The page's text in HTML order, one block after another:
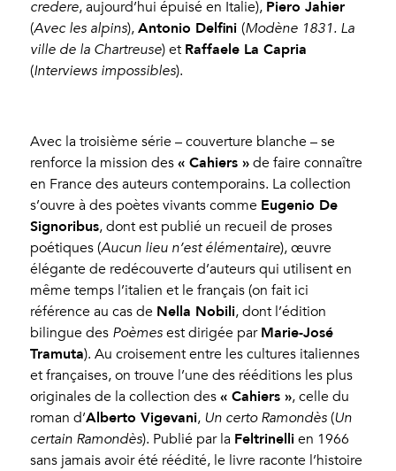
credere, aujourd’hui épuisé en Italie), Piero Jahier
(Avec les alpins),Antonio Delfini(Modène 1831. La
ville de la Chartreuse) et Raffaele La Capria
(Interviews impossibles).
Avec la troisième série – couverture blanche – se
renforce la mission des« Cahiers » de faire connaître
en France des auteurs contemporains. La collection
s’ouvre à des poètes vivants comme Eugenio De
Signoribus, dont est publié un recueil de proses
poétiques (Aucun lieu n’est élémentaire), œuvre
élégante de redécouverte d’auteurs qui utilisent en
même temps l’italien et le français (on fait ici
référence au cas de Nella Nobili, dont l’édition
bilingue des Poèmes est dirigée par Marie-José
Tramuta). Au croisement entre les cultures italiennes
et françaises, on trouve l’une des rééditions les plus
originales de la collection des« Cahiers », celle du
roman d’Alberto Vigevani, Un certo Ramondès(Un
certain Ramondès). Publié par la Feltrinelli en 1966
sans jamais avoir été réédité, le livre raconte l’histoire